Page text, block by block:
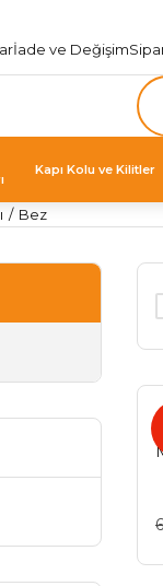
İade ve Değişim
Kapı Kolu ve Kilitler
Bez